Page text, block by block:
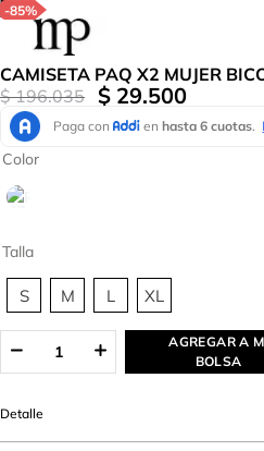
-85%
CAMISETA PAQ X2 MUJER
$ 196.035 $ 29.500
Talla
S M L XL
Color
AGREGAR A
BOLSA
Detalle